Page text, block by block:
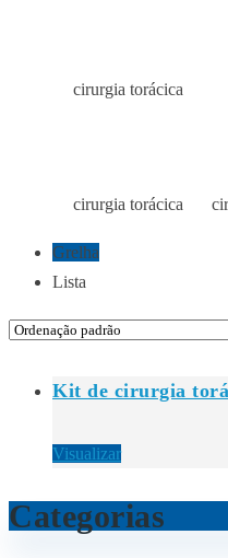
cirurgia torácica
cirurgia torácica
Grelha
Lista
Kit de cirurgia
Visualizar
Categorias